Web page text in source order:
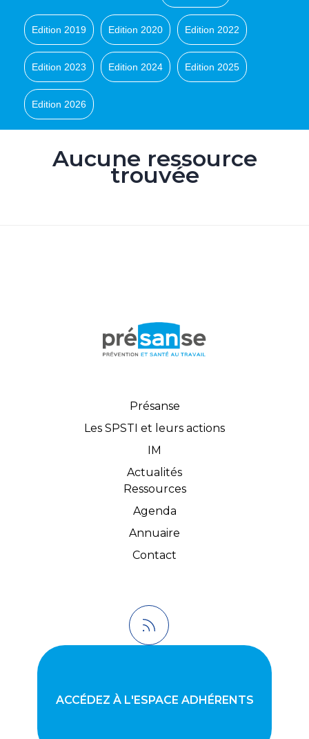
Edition 2019 Edition 2020 Edition 2022
Edition 2023 Edition 2024 Edition 2025
Edition 2026
Aucune ressource
trouvée
Présanse
Les SPSTI et leurs actions
IM
Actualités
Ressources
Agenda
Annuaire
Contact
ACCÉDEZ À L'ESPACE ADHÉRENTS